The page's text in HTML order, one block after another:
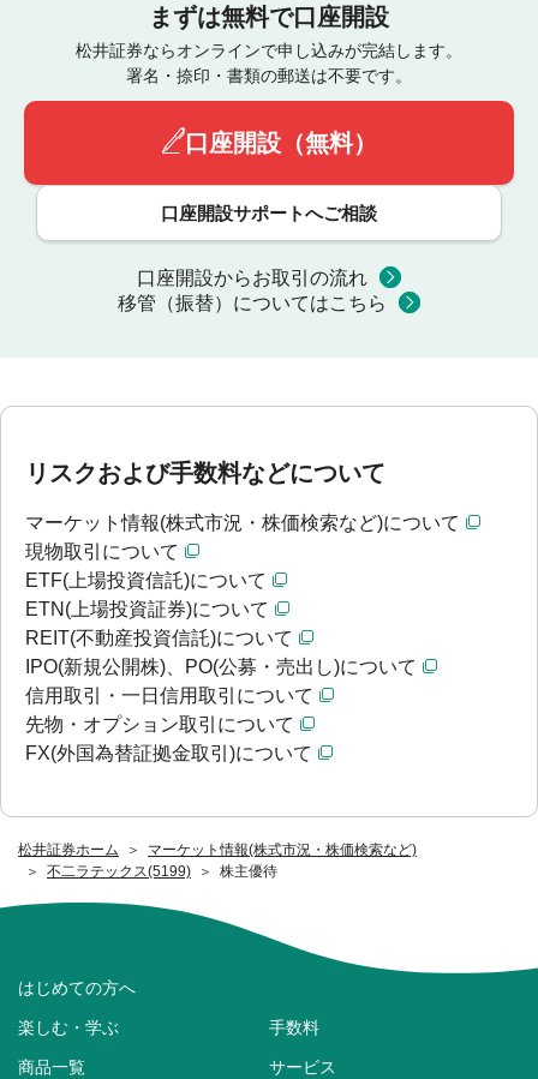
松井証券ホーム
マーケット情報(株式市況・株価検索など)
不二ラテックス(5199)
株主優待
まずは無料で口座開設
松井証券ならオンラインで申し込みが完結します。
署名・捺印・書類の郵送は不要です。
口座開設（無料）
口座開設サポートへご相談
口座開設からお取引の流れ
移管（振替）についてはこちら
リスクおよび手数料などについて
マーケット情報(株式市況・株価検索など)について
現物取引について
ETF(上場投資信託)について
ETN(上場投資証券)について
REIT(不動産投資信託)について
IPO(新規公開株)、PO(公募・売出し)について
信用取引・一日信用取引について
先物・オプション取引について
FX(外国為替証拠金取引)について
はじめての方へ
楽しむ・学ぶ 手数料
商品一覧 サービス